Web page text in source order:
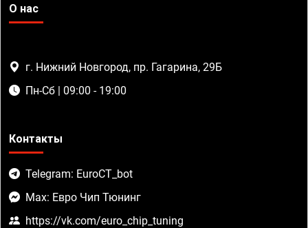
О нас
г. Нижний Новгород, пр. Гагарина, 29Б
Пн-Сб | 09:00 - 19:00
Контакты
Telegram: EuroCT_bot
Max: Евро Чип Тюнинг
https://vk.com/euro_chip_tuning